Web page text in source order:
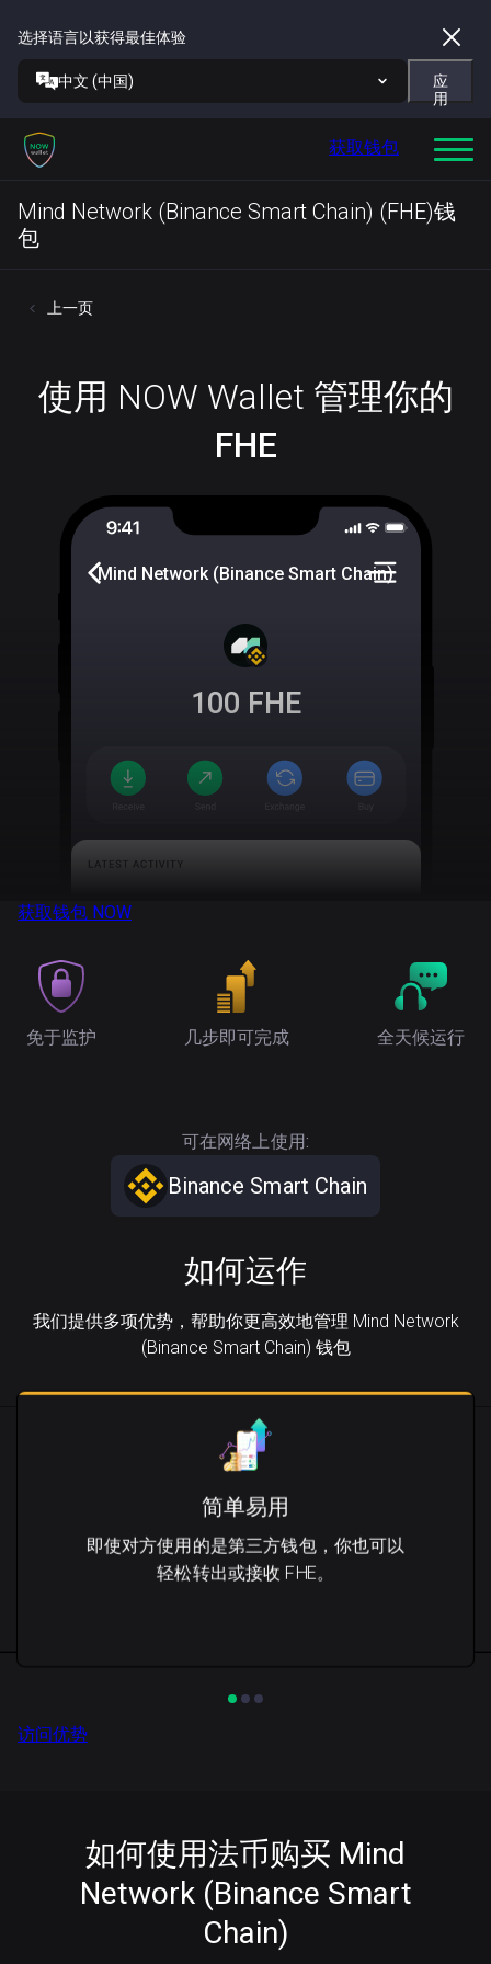
选择语言以获得最佳体验
中文 (中国)
应
用
获取钱包
Mind Network (Binance Smart Chain) (FHE)钱
包
上一页
使用 NOW Wallet 管理你的
FHE
Mind Network (Binance Smart Chain)
100 FHE
获取钱包 NOW
免于监护 几步即可完成 全天候运行
可在网络上使用:
Binance Smart Chain
如何运作
我们提供多项优势，帮助你更高效地管理 Mind Network
(Binance Smart Chain) 钱包
简单易用
即使对方使用的是第三方钱包，你也可以
轻松转出或接收 FHE。
访问优势
如何使用法币购买 Mind
Network (Binance Smart
Chain)